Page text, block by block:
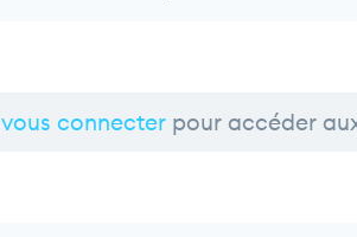
vous connecter pour accéder